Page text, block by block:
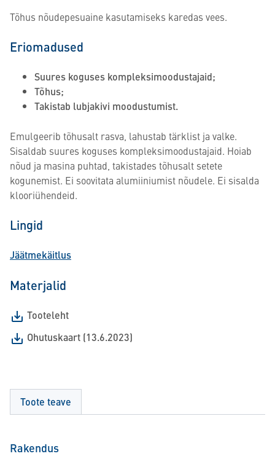
Tõhus nõudepesuaine kasutamiseks karedas vees.
Eriomadused
Suures koguses kompleksimoodustajaid;
Tõhus;
Takistab lubjakivi moodustumist.
Emulgeerib tõhusalt rasva, lahustab tärklist ja valke.
Sisaldab suures koguses kompleksimoodustajaid. Hoiab
nõud ja masina puhtad, takistades tõhusalt setete
kogunemist. Ei soovitata alumiiniumist nõudele. Ei sisalda
klooriühendeid.
Lingid
Jäätmekäitlus
Materjalid
Tooteleht
Ohutuskaart (13.6.2023)
Toote teave
Rakendus